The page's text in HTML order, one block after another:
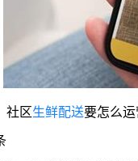
社区生鲜配送要怎么